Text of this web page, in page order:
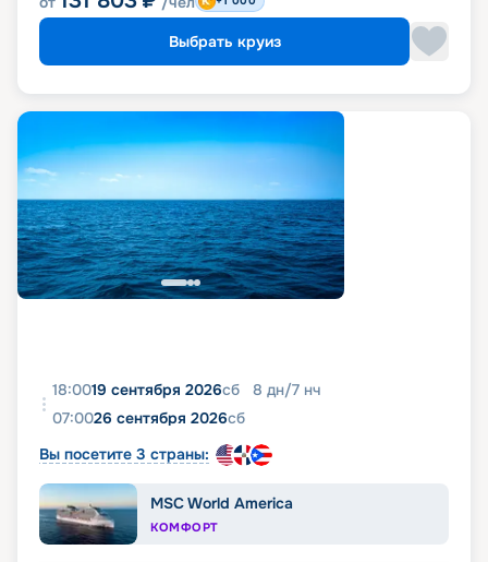
Выбрать круиз
18:0019 сентября 2026сб 8 дн/7 нч
07:0026 сентября 2026сб
Вы посетите 3 страны:
MSC World America
КОМФОРТ